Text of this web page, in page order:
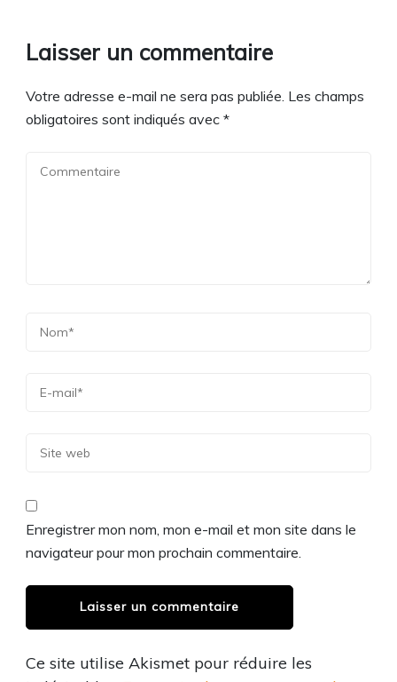
Laisser un commentaire
Votre adresse e-mail ne sera pas publiée. Les champs
obligatoires sont indiqués avec *
Enregistrer mon nom, mon e-mail et mon site dans le
navigateur pour mon prochain commentaire.
Ce site utilise Akismet pour réduire les